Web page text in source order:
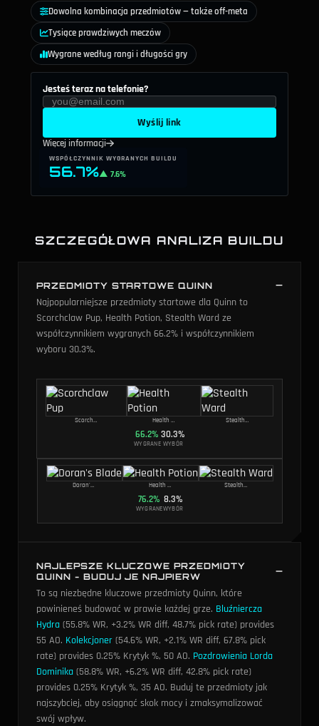
Dowolna kombinacja przedmiotów — także off-meta
Tysiące prawdziwych meczów
Wygrane według rangi i długości gry
Jesteś teraz na telefonie?
Wyślij link
Więcej informacji
WSPÓŁCZYNNIK WYGRANYCH BUILDU
56.7%▲ 7.6%
SZCZEGÓŁOWA ANALIZA BUILDU
PRZEDMIOTY STARTOWE QUINN
Najpopularniejsze przedmioty startowe dla Quinn to
Scorchclaw Pup, Health Potion, Stealth Ward ze
współczynnikiem wygranych 66.2% i współczynnikiem
wyboru 30.3%.
Scorchclaw Pup Health Potion Stealth Ward
66.2%
WYGRANE
30.3%
WYBÓR
Doran's Blade Health Potion Stealth Ward
76.2%
WYGRANE
8.3%
WYBÓR
NAJLEPSZE KLUCZOWE PRZEDMIOTY
QUINN - BUDUJ JE NAJPIERW
To są niezbędne kluczowe przedmioty Quinn, które
powinieneś budować w prawie każdej grze. Bluźniercza
Hydra (55.8% WR, +3.2% WR diff, 48.7% pick rate) provides
55 AO. Kolekcjoner (54.6% WR, +2.1% WR diff, 67.8% pick
rate) provides 0.25% Krytyk %, 50 AO. Pozdrowienia Lorda
Dominika (58.8% WR, +6.2% WR diff, 42.8% pick rate)
provides 0.25% Krytyk %, 35 AO. Buduj te przedmioty jak
najszybciej, aby osiągnąć skok mocy i zmaksymalizować
swój wpływ.